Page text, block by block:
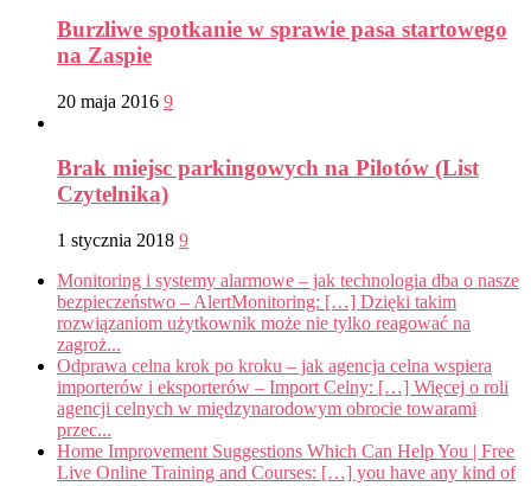
Burzliwe spotkanie w sprawie pasa startowego
na Zaspie
20 maja 2016 9
Brak miejsc parkingowych na Pilotów (List
Czytelnika)
1 stycznia 2018 9
Monitoring i systemy alarmowe – jak technologia dba o nasze
bezpieczeństwo – AlertMonitoring: […] Dzięki takim
rozwiązaniom użytkownik może nie tylko reagować na
zagroż...
Odprawa celna krok po kroku – jak agencja celna wspiera
importerów i eksporterów – Import Celny: […] Więcej o roli
agencji celnych w międzynarodowym obrocie towarami
przec...
Home Improvement Suggestions Which Can Help You | Free
Live Online Training and Courses: […] you have any kind of